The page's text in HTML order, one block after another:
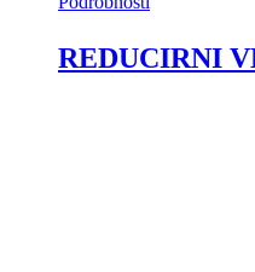
REDUCIRNI